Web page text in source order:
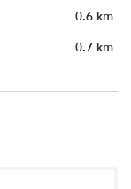
0.6 km
0.7 km